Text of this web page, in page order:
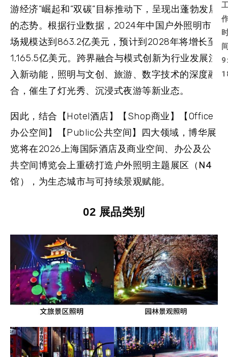
游经济”崛起和”双碳”目标推动下，呈现出蓬勃发展
的态势。根据行业数据，2024年中国户外照明市
场规模达到863.2亿美元，预计到2028年将增长至
1,165.5亿美元。跨界融合与模式创新为行业发展注
入新动能，照明与文创、旅游、数字技术的深度融
合，催生了灯光秀、沉浸式夜游等新业态。
因此，结合【Hotel酒店】【Shop商业】【Office
办公空间】【Public公共空间】四大领域，博华展
览将在2026上海国际酒店及商业空间、办公及公
共空间博览会上重磅打造 户外照明主题展区（N4
馆）
，为生态城市与可持续景观赋能。
02 展品类别